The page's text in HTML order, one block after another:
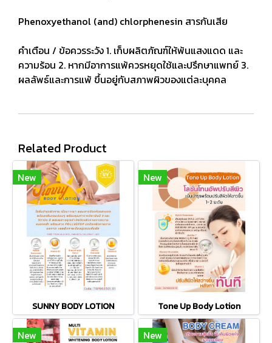
Phenoxyethanol (and) chlorphenesin สารกันเสีย
คำเตือน / ข้อควรระวัง 1. เก็บผลิตภัณฑ์ให้พ้นแสงแดด และ
ความร้อน 2. หากมีอาการแพ้ควรหยุดใช้และปรึกษาแพทย์ 3.
ผลลัพธ์และการแพ้ ขึ้นอยู่กับสภาพผิวของแต่ละบุคคล
Related Product
New
SUNNY BODY LOTION
New
Tone Up Body Lotion
New New